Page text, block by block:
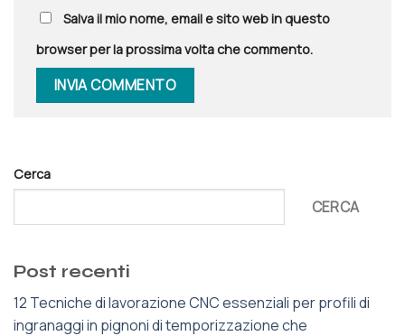
Salva il mio nome, email e sito web in questo
browser per la prossima volta che commento.
Cerca
CERCA
Post recenti
12 Tecniche di lavorazione CNC essenziali per profili di
ingranaggi in pignoni di temporizzazione che